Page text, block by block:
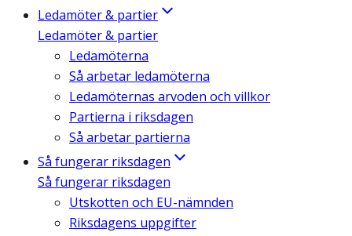
Ledamöter & partier
Ledamöter & partier
Ledamöterna
Så arbetar ledamöterna
Ledamöternas arvoden och villkor
Partierna i riksdagen
Så arbetar partierna
Så fungerar riksdagen
Så fungerar riksdagen
Utskotten och EU-nämnden
Riksdagens uppgifter